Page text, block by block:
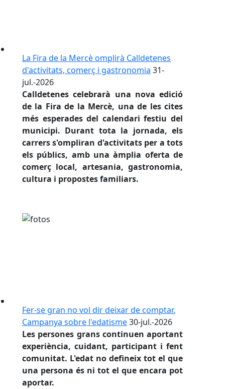
La Fira de la Mercè omplirà Calldetenes
d'activitats, comerç i gastronomia 31-
jul.-2026
Calldetenes celebrarà una nova edició
de la Fira de la Mercè, una de les cites
més esperades del calendari festiu del
municipi. Durant tota la jornada, els
carrers s'ompliran d'activitats per a tots
els públics, amb una àmplia oferta de
comerç local, artesania, gastronomia,
cultura i propostes familiars.
Fer-se gran no vol dir deixar de comptar.
Campanya sobre l'edatisme30-jul.-2026
Les persones grans continuen aportant
experiència, cuidant, participant i fent
comunitat. L'edat no defineix tot el que
una persona és ni tot el que encara pot
aportar.